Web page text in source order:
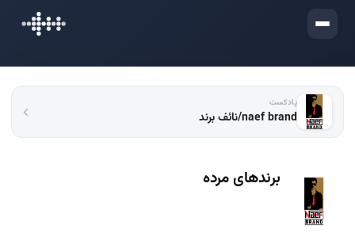
ورود
پادکست
naef brand/نائف برند
برندهای مرده